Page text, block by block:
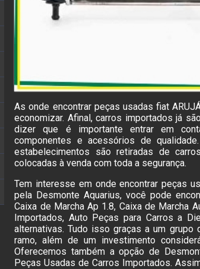
As onde encontrar peças usadas fiat
economizar. Afinal, carros importados já
dizer que é importante entrar em
componentes e acessórios de
estabelecimentos são retiradas de
colocadas à venda com toda a segurança.
Tem interesse em onde encontrar peças
pela Desmonte Aquarius, você pode
Caixa de Marcha Ap 1.8, Caixa de Marcha
Importados, Auto Peças para Carros a
alternativas. Tudo isso graças a um
ramo, além de um investimento
Oferecemos também a opção de
Peças Usadas de Carros Importados.